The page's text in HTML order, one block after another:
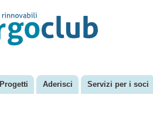
Progetti Aderisci Servizi per i soci